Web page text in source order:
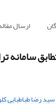
ارسال
سامانه
سید رضا طباطبایی